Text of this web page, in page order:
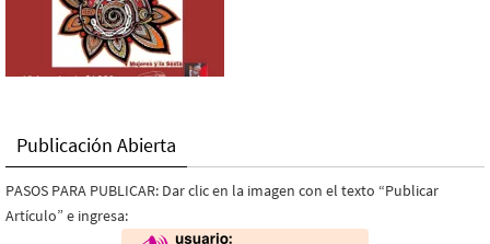
Publicación Abierta
PASOS PARA PUBLICAR: Dar clic en la imagen con el texto “Publicar
Artículo” e ingresa: